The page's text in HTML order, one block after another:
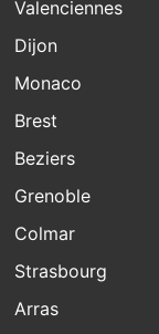
Valenciennes
Dijon
Monaco
Brest
Beziers
Grenoble
Colmar
Strasbourg
Arras